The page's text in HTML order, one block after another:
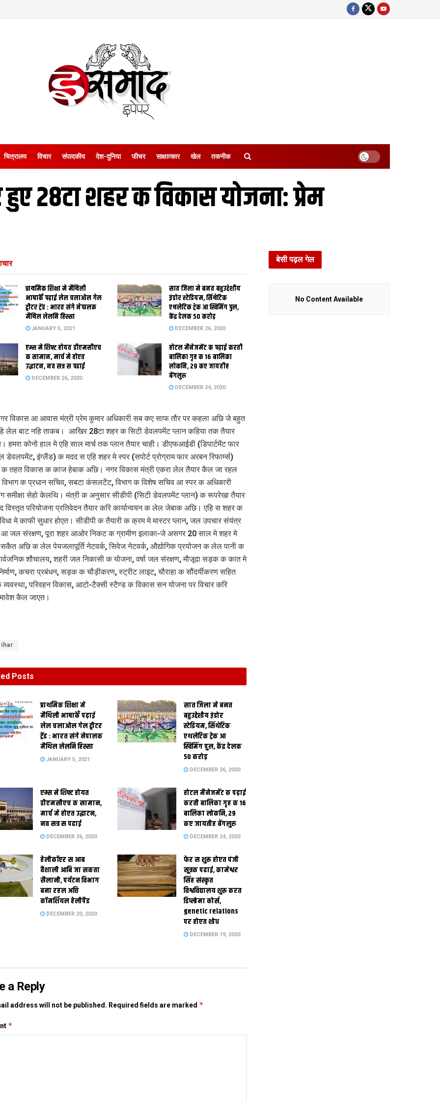
चित्रालय विचार संपादकीय देश-दुनिया फीचर साक्षात्‍कार खेल तकनीक
28टा शहर क विकास योजना: प्रेम
प्राथमिक शि‍क्षा मे मैथि‍ली
भाषाकेँ पढ़ाई लेल चलाओल गेल
ट्वीटर ट्रेंड : भारत संगे नेपालक
मैथिल लेलनि हिस्सा
JANUARY 5, 2021
सात जिला मे बनत बहुउद्देशीय
इंडोर स्‍टेडि‍यम, सिंथेटिक
एथलेटिक ट्रेक आ स्विमिंग पुल,
केंद्र देलक 50 करोड़
DECEMBER 26, 2020
एम्स मे शिफ्ट होयत डीएमसीएच
क सामान, मार्च मे होएत
उद्घाटन, नव सत्र स पढाई
DECEMBER 26, 2020
होटल मैनेजमेंट क पढ़ाई करती
बालिका गृह क 16 बालिका
लोकनि, 29 कए जायतीह
बेंगलुरु
DECEMBER 24, 2020
विकास आ आवास मंत्री प्रेम कुमार अधिकारी सब कए साफ तौर पर कहला अछि जे बहुत
लेल बाट नहि ताकब। आखिर 28टा शहर क सिटी डेवलपमेंट प्लान कहिया तक तैयार
हमरा कोनो हाल मे एहि साल मार्च तक प्लान तैयार चाही। डीएफआईडी (डिपार्टमेंट फार
डेवलपमेंट, इंग्लैंड) क मदद स एहि शहर मे स्पर (सपोर्ट प्रोग्राम फार अरबन रिफार्म्स)
क तहत विकास क काज हेबाक अछि। नगर विकास मंत्री एकरा लेल तैयार कैल जा रहल
क प्रधान सचिव, सबटा कंसलटेंट, विभाग क विशेष सचिव आ स्पर क अधिकारी
सेहो केलथि। मंत्री क अनुसार सीडीपी (सिटी डेवलपमेंट प्लान) क रूपरेखा तैयार
विस्तृत परियोजना प्रतिवेदन तैयार करि कार्यान्वयन क लेल जेबाक अछि। एहि स शहर क
मे काफी सुधार होएत। सीडीपी क तैयारी क क्रम मे मास्टर प्लान, जल उपचार संयंत्र
आ जल संरक्षण, पूरा शहर आओर निकट क ग्रामीण इलाका-जे असगर 20 साल मे शहर मे
अछि क लेल पेयजलापूर्ति नेटवर्क, सिवेज नेटवर्क, औद्योगिक प्रयोजन क लेल पानी क
शौचालय, शहरी जल निकासी क योजना, वर्षा जल संरक्षण, मौजूदा सड़क क कात मे
कचरा प्रबंधन, सड़क क चौड़ीकरण, स्ट्रीट लाइट, चौराहा क सौंदर्यीकरण सहित
परिवहन विकास, आटो-टैक्सी स्टैण्ड क विकास सन योजना पर विचार करि
कैल जाएत।
Posts
प्राथमिक शि‍क्षा मे
मैथि‍ली भाषाकेँ पढ़ाई
लेल चलाओल गेल ट्वीटर
ट्रेंड : भारत संगे नेपालक
मैथिल लेलनि हिस्सा
JANUARY 5, 2021
सात जिला मे बनत
बहुउद्देशीय इंडोर
स्‍टेडि‍यम, सिंथेटिक
एथलेटिक ट्रेक आ
स्विमिंग पुल, केंद्र देलक
50 करोड़
DECEMBER 26, 2020
एम्स मे शिफ्ट होयत
डीएमसीएच क सामान,
मार्च मे होएत उद्घाटन,
नव सत्र स पढाई
DECEMBER 26, 2020
होटल मैनेजमेंट क पढ़ाई
करती बालिका गृह क 16
बालिका लोकनि, 29
कए जायतीह बेंगलुरु
DECEMBER 24, 2020
हेलीकॉप्टर स आब
वैशाली आबि जा सकता
सैलानी, पर्यटन विभाग
बना रहल अछि
कॉमर्शियल हेलीपैड
DECEMBER 20, 2020
फेर स शुरू होएत पंजी
सूत्रक पढाई, कामेश्वर
सिंह संस्कृत
विश्वविद्यालय शुरू करत
डिप्लोमा कोर्स,
genetic relations
पर होएत शोध
DECEMBER 19, 2020
a Reply
address will not be published. Required fields are marked *
*
बेसी पढ़ल गेल
No Content Available